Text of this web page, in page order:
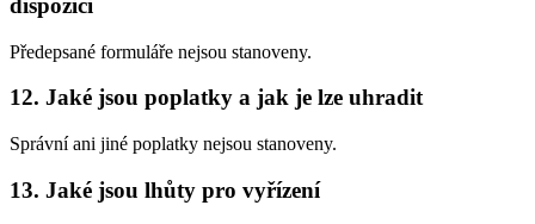
dispozici
Předepsané formuláře nejsou stanoveny.
12. Jaké jsou poplatky a jak je lze uhradit
Správní ani jiné poplatky nejsou stanoveny.
13. Jaké jsou lhůty pro vyřízení